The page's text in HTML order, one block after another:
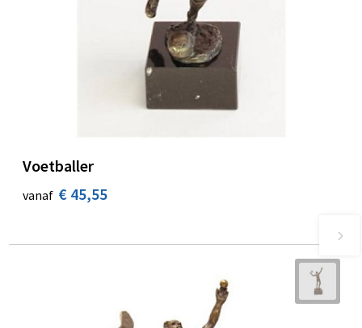
Voetballer
vanaf € 45,55